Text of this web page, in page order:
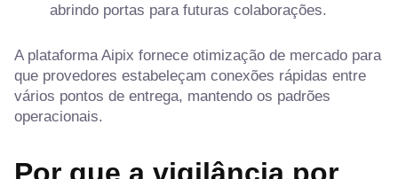
abrindo portas para futuras colaborações.
A plataforma Aipix fornece otimização de mercado para
que provedores estabeleçam conexões rápidas entre
vários pontos de entrega, mantendo os padrões
operacionais.